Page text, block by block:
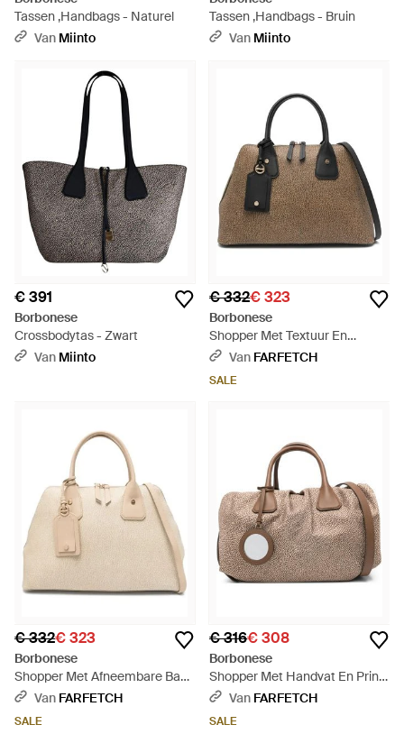
Tassen ,Handbags - Naturel
Van Miinto
Tassen ,Handbags - Bruin
Van Miinto
€ 391
Borbonese
Crossbodytas - Zwart
Van Miinto
€ 332€ 323
Borbonese
Shopper Met Textuur En
Handgreep - Metallic
Van FARFETCH
SALE
€ 332€ 323
Borbonese
Shopper Met Afneembare Band
- Naturel
Van FARFETCH
SALE
€ 316€ 308
Borbonese
Shopper Met Handvat En Print
- Naturel
Van FARFETCH
SALE